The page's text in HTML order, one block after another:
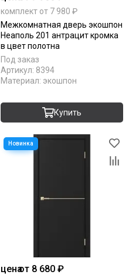
комплект от 7 980 ₽
Межкомнатная дверь экошпон
Неаполь 201 антрацит кромка
в цвет полотна
Под заказ
Артикул: 8394
Материал: экошпон
Купить
ценаот 8 680 ₽